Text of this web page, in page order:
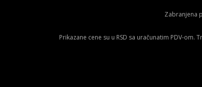
Zabranjena
Prikazane cene su u RSD sa uračunatim PDV-